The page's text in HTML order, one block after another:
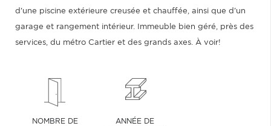
d'une piscine extérieure creusée et chauffée, ainsi que d'un
garage et rangement intérieur. Immeuble bien géré, près des
services, du métro Cartier et des grands axes. À voir!
NOMBRE DE
ANNÉE DE